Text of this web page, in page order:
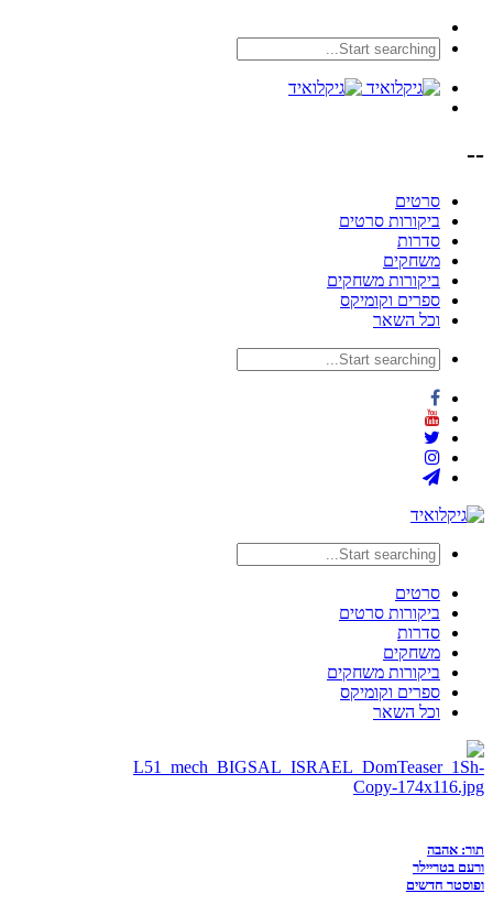
--
סרטים
ביקורות סרטים
סדרות
משחקים
ביקורות משחקים
ספרים וקומיקס
וכל השאר
סרטים
ביקורות סרטים
סדרות
משחקים
ביקורות משחקים
ספרים וקומיקס
וכל השאר
תור: אהבה
ורעם בטריילר
ופוסטר חדשים